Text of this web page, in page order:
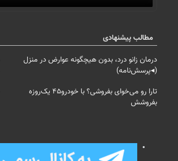
مطالب پیشنهادی
درمان زانو درد، بدون هیچگونه عوارض در منزل
(◂پرسش‌نامه)
تارا رو می‌خوای بفروشی؟ با خودرو۴۵ یک‌روزه
بفروشش